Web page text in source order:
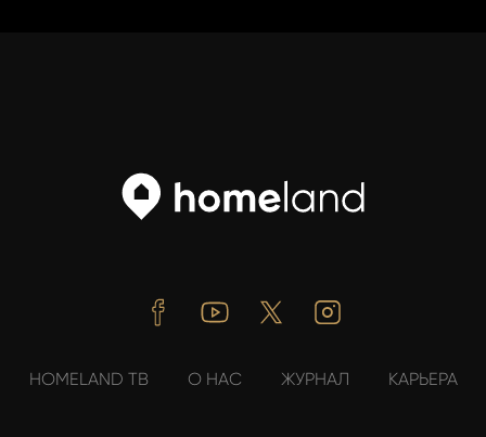
FacebookYoutube Twitter
HOMELAND ТВ О НАС ЖУРНАЛ КАРЬЕРА